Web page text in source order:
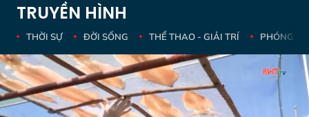
TRUYỀN HÌNH
THỜI SỰ ĐỜI SỐNG THỂ THAO - GIẢI TRÍ PHÓNG